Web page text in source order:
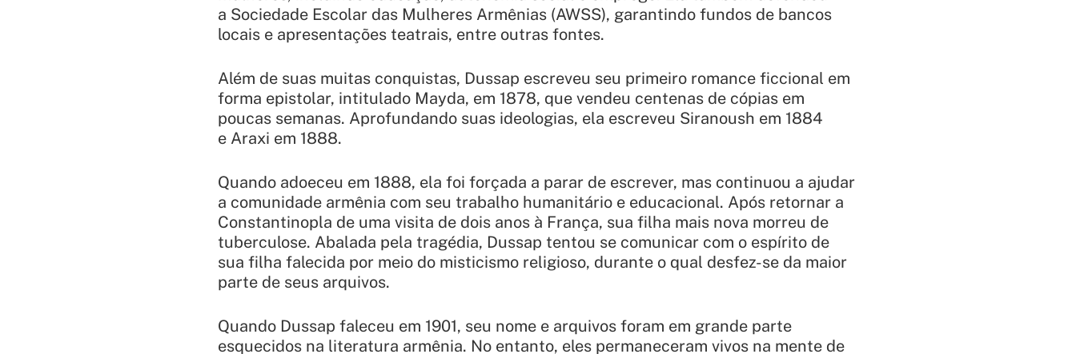
a Sociedade Escolar das Mulheres Armênias (AWSS), garantindo fundos de bancos
locais e apresentações teatrais, entre outras fontes.
Além de suas muitas conquistas, Dussap escreveu seu primeiro romance ficcional em
forma epistolar, intitulado Mayda, em 1878, que vendeu centenas de cópias em
poucas semanas. Aprofundando suas ideologias, ela escreveu Siranoush em 1884
e Araxi em 1888.
Quando adoeceu em 1888, ela foi forçada a parar de escrever, mas continuou a ajudar
a comunidade armênia com seu trabalho humanitário e educacional. Após retornar a
Constantinopla de uma visita de dois anos à França, sua filha mais nova morreu de
tuberculose. Abalada pela tragédia, Dussap tentou se comunicar com o espírito de
sua filha falecida por meio do misticismo religioso, durante o qual desfez-se da maior
parte de seus arquivos.
Quando Dussap faleceu em 1901, seu nome e arquivos foram em grande parte
esquecidos na literatura armênia. No entanto, eles permaneceram vivos na mente de